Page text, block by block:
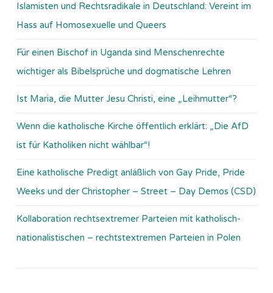
Islamisten und Rechtsradikale in Deutschland: Vereint im
Hass auf Homosexuelle und Queers
Für einen Bischof in Uganda sind Menschenrechte
wichtiger als Bibelsprüche und dogmatische Lehren
Ist Maria, die Mutter Jesu Christi, eine „Leihmutter“?
Wenn die katholische Kirche öffentlich erklärt: „Die AfD
ist für Katholiken nicht wählbar“!
Eine katholische Predigt anläßlich von Gay Pride, Pride
Weeks und der Christopher – Street – Day Demos (CSD)
Kollaboration rechtsextremer Parteien mit katholisch-
nationalistischen – rechtstextremen Parteien in Polen